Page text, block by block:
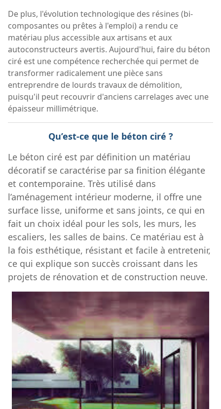
De plus, l'évolution technologique des résines (bi-
composantes ou prêtes à l'emploi) a rendu ce
matériau plus accessible aux artisans et aux
autoconstructeurs avertis. Aujourd'hui, faire du béton
ciré est une compétence recherchée qui permet de
transformer radicalement une pièce sans
entreprendre de lourds travaux de démolition,
puisqu'il peut recouvrir d'anciens carrelages avec une
épaisseur millimétrique.
Qu’est-ce que le béton ciré ?
Le béton ciré est par définition un matériau
décoratif se caractérise par sa finition élégante
et contemporaine. Très utilisé dans
l’aménagement intérieur moderne, il offre une
surface lisse, uniforme et sans joints, ce qui en
fait un choix idéal pour les sols, les murs, les
escaliers, les salles de bains. Ce matériau est à
la fois esthétique, résistant et facile à entretenir,
ce qui explique son succès croissant dans les
projets de rénovation et de construction neuve.